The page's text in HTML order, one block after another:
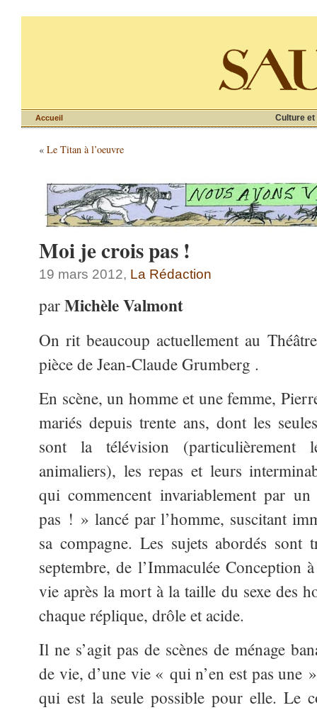
Culture et
Accueil
« Le Titan à l’oeuvre
Moi je crois pas !
19 mars 2012, La Rédaction
parMichèle Valmont
On rit beaucoup actuellement au
pièce de Jean-Claude Grumberg .
En scène, un homme et une femme,
mariés depuis trente ans, dont les
sont la télévision (particulièrement
animaliers), les repas et leurs
qui commencent invariablement par
pas ! » lancé par l’homme, suscitant
sa compagne. Les sujets abordés
septembre, de l’Immaculée Conception
vie après la mort à la taille du sexe des
chaque réplique, drôle et acide.
Il ne s’agit pas de scènes de ménage
de vie, d’une vie « qui n’en est pasune
qui est la seule possible pour elle. Le